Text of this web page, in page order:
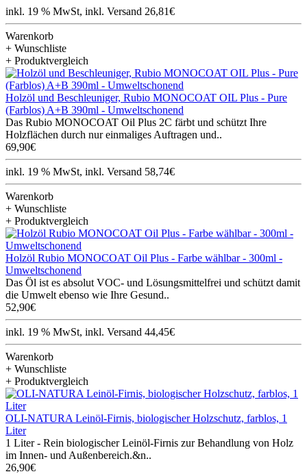
inkl. 19 % MwSt, inkl. Versand 26,81€
Warenkorb
+ Wunschliste
+ Produktvergleich
Holzöl und Beschleuniger, Rubio MONOCOAT OIL Plus - Pure
(Farblos) A+B 390ml - Umweltschonend
Das Rubio MONOCOAT Oil Plus 2C färbt und schützt Ihre
Holzflächen durch nur einmaliges Auftragen und..
69,90€
inkl. 19 % MwSt, inkl. Versand 58,74€
Warenkorb
+ Wunschliste
+ Produktvergleich
Holzöl Rubio MONOCOAT Oil Plus - Farbe wählbar - 300ml -
Umweltschonend
Das Öl ist es absolut VOC- und Lösungsmittelfrei und schützt damit
die Umwelt ebenso wie Ihre Gesund..
52,90€
inkl. 19 % MwSt, inkl. Versand 44,45€
Warenkorb
+ Wunschliste
+ Produktvergleich
OLI-NATURA Leinöl-Firnis, biologischer Holzschutz, farblos, 1
Liter
1 Liter - Rein biologischer Leinöl-Firnis zur Behandlung von Holz
im Innen- und Außenbereich.&n..
26,90€